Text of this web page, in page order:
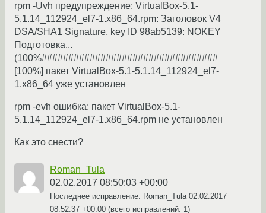
rpm -Uvh предупреждение: VirtualBox-5.1-
5.1.14_112924_el7-1.x86_64.rpm: Заголовок V4
DSA/SHA1 Signature, key ID 98ab5139: NOKEY
Подготовка...
(100%#################################
[100%] пакет VirtualBox-5.1-5.1.14_112924_el7-
1.x86_64 уже установлен
rpm -evh ошибка: пакет VirtualBox-5.1-
5.1.14_112924_el7-1.x86_64.rpm не установлен
Как это снести?
Roman_Tula
02.02.2017 08:50:03 +00:00
Последнее исправление: Roman_Tula 02.02.2017
08:52:37 +00:00 (всего исправлений: 1)